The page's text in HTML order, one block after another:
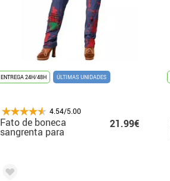
ENTREGA 24H/48H ÚLTIMAS UNIDADES
4.54/5.00
Fato de boneca
sangrenta para
mulher
21.99€